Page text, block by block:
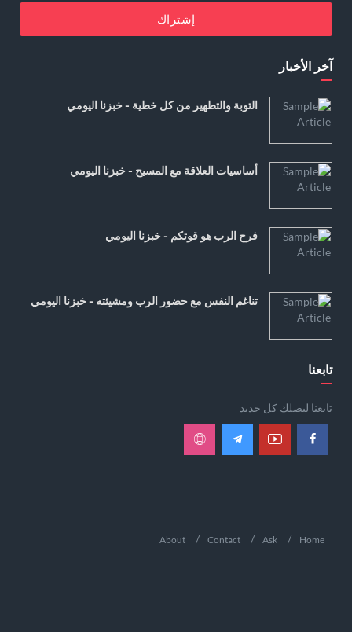
إشتراك
آخر الأخبار
التوبة والتطهير من كل خطية - خبزنا اليومي
أساسيات العلاقة مع المسيح - خبزنا اليومي
فرح الرب هو قوتكم - خبزنا اليومي
تناغم النفس مع حضور الرب ومشيئته - خبزنا اليومي
تابعنا
تابعنا ليصلك كل جديد
Home
Ask
Contact
About